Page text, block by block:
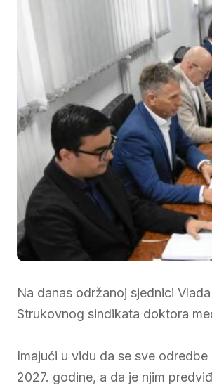
Na danas održanoj sjednici
Strukovnog sindikata doktora
Imajući u vidu da se sve
2027. godine, a da je njim